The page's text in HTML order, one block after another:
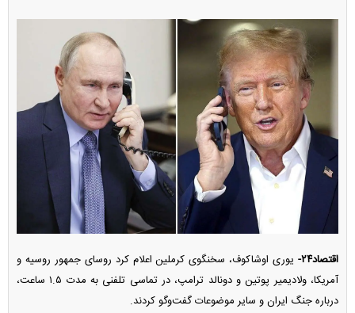
اقتصاد۲۴-
یوری اوشاکوف، سخنگوی کرملین اعلام کرد روسای جمهور روسیه و
آمریکا، ولادیمیر پوتین و دونالد ترامپ، در تماسی تلفنی به مدت ۱.۵ ساعت،
درباره جنگ ایران و سایر موضوعات گفت‌و‌گو کردند.